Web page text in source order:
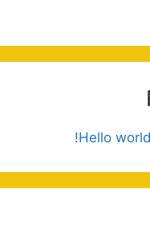
Hello world!